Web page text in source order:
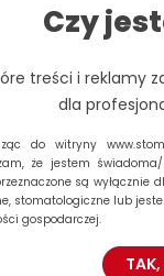
Czy
treści i reklamy
dla
do witryny
że jestem
są wyłącznie
stomatologiczne lub
gospodarczej.
stadium
urazowej